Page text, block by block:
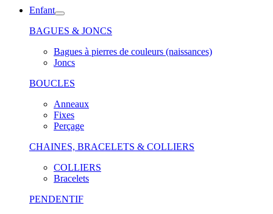
Enfant
BAGUES & JONCS
Bagues à pierres de couleurs (naissances)
Joncs
BOUCLES
Anneaux
Fixes
Perçage
CHAINES, BRACELETS & COLLIERS
COLLIERS
Bracelets
PENDENTIF